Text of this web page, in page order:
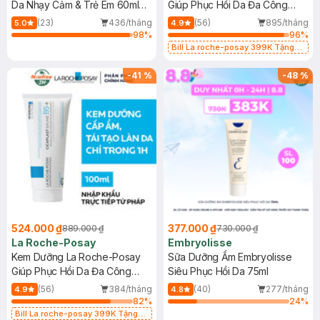
Da Nhạy Cảm & Trẻ Em 60ml
(Mới)
5.0 (23)
436/tháng
98%
Giúp Phục Hồi Da Đa Công
Dụng 40ml
4.9 (56)
895/tháng
96%
Bill La roche-posay 399K Tặng
(SL có hạn)
-41 %
524.000 ₫889.000 ₫
La Roche-Posay
Kem Dưỡng La Roche-Posay
Giúp Phục Hồi Da Đa Công
Dụng 100ml
4.9 (56)
384/tháng
82%
Bill La roche-posay 399K Tặng
-48%
377.000 ₫730.000 ₫
Embryolisse
Sữa Dưỡng Ẩm Embryolisse
Siêu Phục Hồi Da 75ml
4.8 (40)
277/tháng
24%